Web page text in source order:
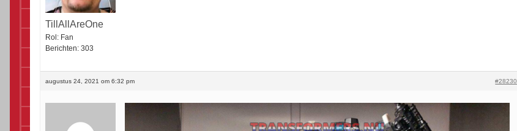
TillAllAreOne
Rol: Fan
Berichten: 303
augustus 24, 2021 om 6:32 pm #28230